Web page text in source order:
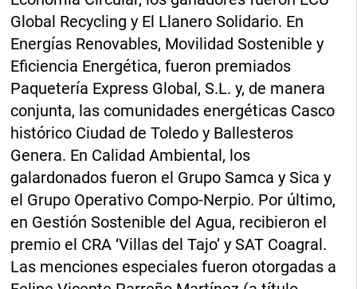
Global Recycling y El Llanero Solidario. En
Energías Renovables, Movilidad Sostenible y
Eficiencia Energética, fueron premiados
Paquetería Express Global, S.L. y, de manera
conjunta, las comunidades energéticas Casco
histórico Ciudad de Toledo y Ballesteros
Genera. En Calidad Ambiental, los
galardonados fueron el Grupo Samca y Sica y
el Grupo Operativo Compo-Nerpio. Por último,
en Gestión Sostenible del Agua, recibieron el
premio el CRA ‘Villas del Tajo’ y SAT Coagral.
Las menciones especiales fueron otorgadas a